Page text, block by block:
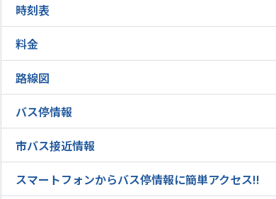
時刻表
料金
路線図
バス停情報
市バス接近情報
スマートフォンからバス停情報に簡単アクセス!!